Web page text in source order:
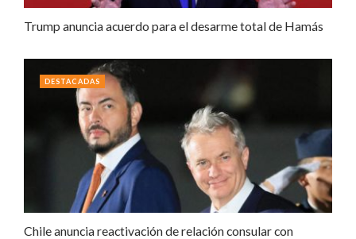
Trump anuncia acuerdo para el desarme total de Hamás
Chile anuncia reactivación de relación consular con
DESTACADAS